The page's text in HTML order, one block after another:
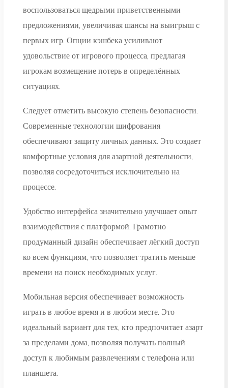
воспользоваться щедрыми приветственными
предложениями, увеличивая шансы на выигрыш с
первых игр. Опции кэшбека усиливают
удовольствие от игрового процесса, предлагая
игрокам возмещение потерь в определённых
ситуациях.
Следует отметить высокую степень безопасности.
Современные технологии шифрования
обеспечивают защиту личных данных. Это создает
комфортные условия для азартной деятельности,
позволяя сосредоточиться исключительно на
процессе.
Удобство интерфейса значительно улучшает опыт
взаимодействия с платформой. Грамотно
продуманный дизайн обеспечивает лёгкий доступ
ко всем функциям, что позволяет тратить меньше
времени на поиск необходимых услуг.
Мобильная версия обеспечивает возможность
играть в любое время и в любом месте. Это
идеальный вариант для тех, кто предпочитает азарт
за пределами дома, позволяя получать полный
доступ к любимым развлечениям с телефона или
планшета.